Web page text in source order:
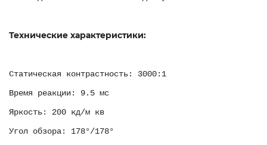
Технические характеристики:
Статическая контрастность: 3000:1
Время реакции: 9.5 мс
Яркость: 200 кд/м кв
Угол обзора: 178°/178°